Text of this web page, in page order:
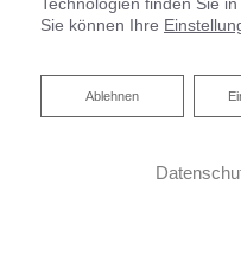
Sie können Ihre
Ablehnen
Ablehnen